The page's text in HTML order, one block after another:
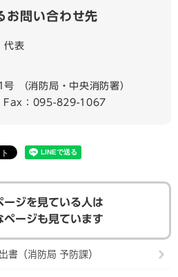
お問い合わせ先
代表
（消防局・中央消防署）
Fax：095-829-1067
ージを見ている人は
ページも見ています
書（消防局 予防課）